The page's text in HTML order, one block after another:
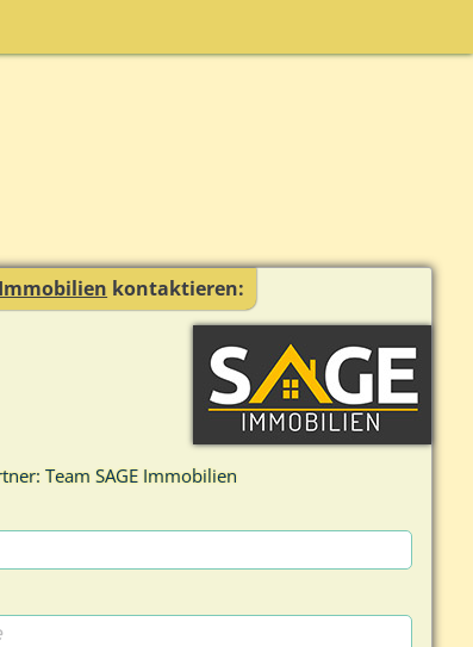
Immobilien kontaktieren:
Team SAGE Immobilien